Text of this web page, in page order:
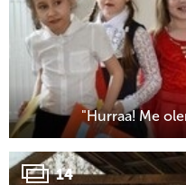
"Hurraa! Me
14